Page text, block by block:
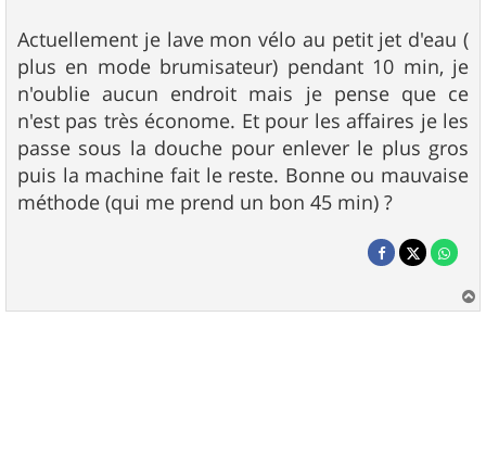
Actuellement je lave mon vélo au petit jet d'eau (
plus en mode brumisateur) pendant 10 min, je
n'oublie aucun endroit mais je pense que ce
n'est pas très économe. Et pour les affaires je les
passe sous la douche pour enlever le plus gros
puis la machine fait le reste. Bonne ou mauvaise
méthode (qui me prend un bon 45 min) ?
a